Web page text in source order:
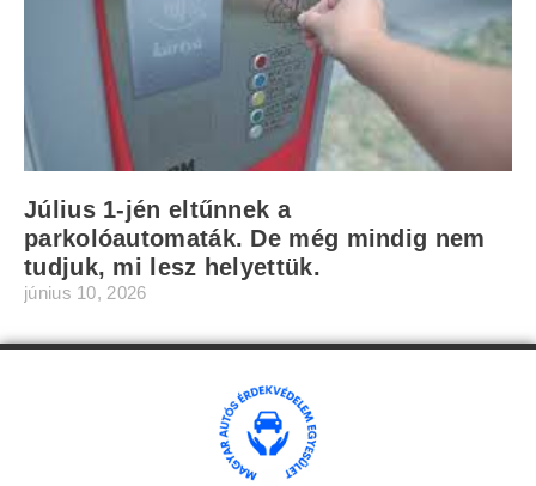
Július 1-jén eltűnnek a
parkolóautomaták. De még mindig nem
tudjuk, mi lesz helyettük.
június 10, 2026